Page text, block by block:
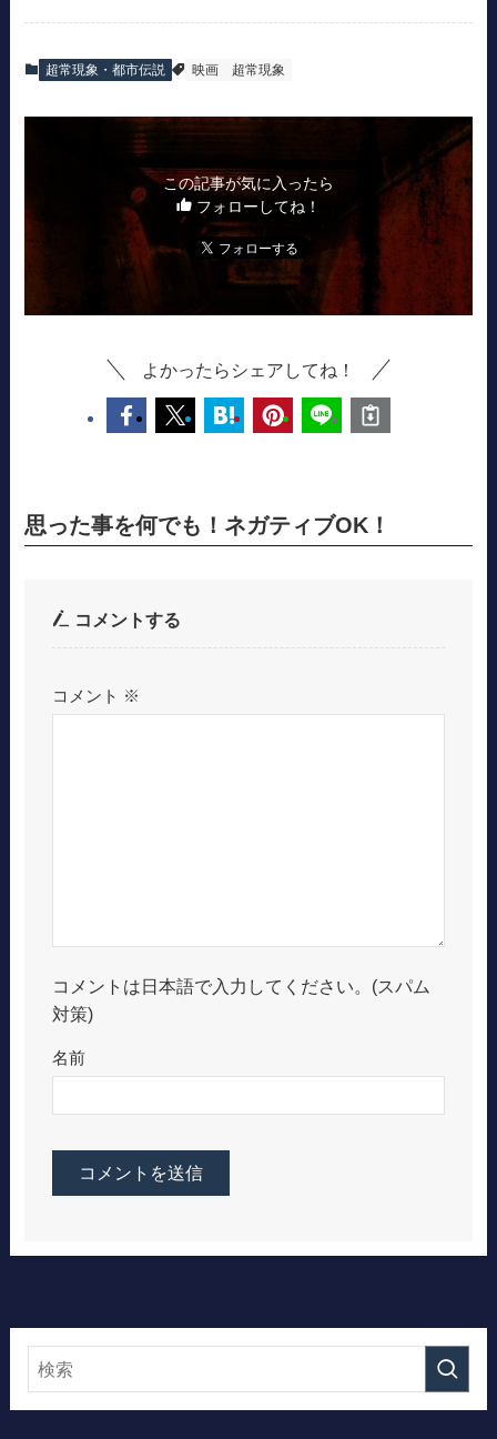
超常現象・都市伝説 映画 超常現象
この記事が気に入ったら
フォローしてね！
よかったらシェアしてね！
思った事を何でも！ネガティブOK！
コメントする
コメント ※
コメントは日本語で入力してください。(スパム
対策)
名前